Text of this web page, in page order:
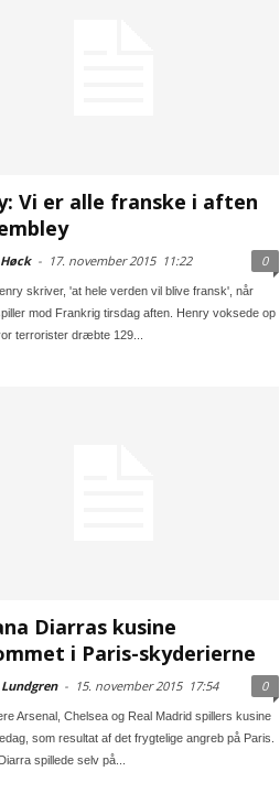
Vi er alle franske i aften
- 17. november 201511:22 0
skriver, 'at hele verden vil blive fransk', når
mod Frankrig tirsdag aften. Henry voksede op
terrorister dræbte 129...
Diarras kusine
i Paris-skyderierne
- 15. november 201517:54 0
Arsenal, Chelsea og Real Madrid spillers kusine
som resultat af det frygtelige angreb på Paris.
spillede selv på...